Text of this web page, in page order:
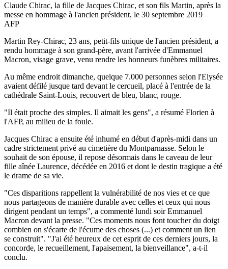
Claude Chirac, la fille de Jacques Chirac, et son fils Martin, après la
messe en hommage à l'ancien président, le 30 septembre 2019
AFP
Martin Rey-Chirac, 23 ans, petit-fils unique de l'ancien président, a
rendu hommage à son grand-père, avant l'arrivée d'Emmanuel
Macron, visage grave, venu rendre les honneurs funèbres militaires.
Au même endroit dimanche, quelque 7.000 personnes selon l'Elysée
avaient défilé jusque tard devant le cercueil, placé à l'entrée de la
cathédrale Saint-Louis, recouvert de bleu, blanc, rouge.
"Il était proche des simples. Il aimait les gens", a résumé Florien à
l'AFP, au milieu de la foule.
Jacques Chirac a ensuite été inhumé en début d'après-midi dans un
cadre strictement privé au cimetière du Montparnasse. Selon le
souhait de son épouse, il repose désormais dans le caveau de leur
fille aînée Laurence, décédée en 2016 et dont le destin tragique a été
le drame de sa vie.
"Ces disparitions rappellent la vulnérabilité de nos vies et ce que
nous partageons de manière durable avec celles et ceux qui nous
dirigent pendant un temps", a commenté lundi soir Emmanuel
Macron devant la presse. "Ces moments nous font toucher du doigt
combien on s'écarte de l'écume des choses (...) et comment un lien
se construit". "J'ai été heureux de cet esprit de ces derniers jours, la
concorde, le recueillement, l'apaisement, la bienveillance", a-t-il
conclu.